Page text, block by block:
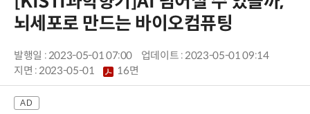
뇌세포로 만드는 바이오컴퓨팅
발행일 : 2023-05-01 07:00
업데이트 : 2023-05-01 09:14
지면 :2023-05-01 16면